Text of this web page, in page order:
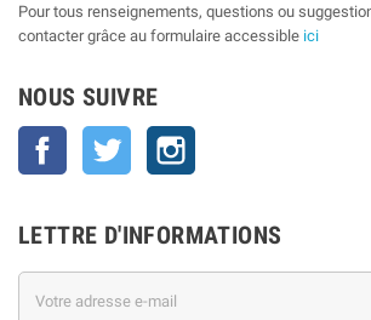
Pour tous renseignements, questions ou
contacter grâce au formulaire accessible ici
NOUS SUIVRE
Facebook Twitter
LETTRE D'INFORMATIONS